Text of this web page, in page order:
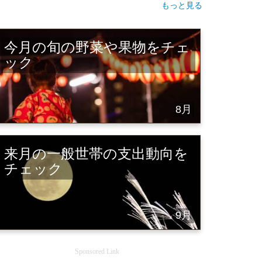
もっと見る
今月の旬の野菜や果物をチェ
ック
8月
来月の一般世帯の支出動向を
チェック
9月
Sponsored Link